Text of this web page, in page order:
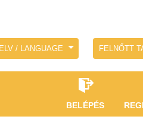
/ LANGUAGE FELNŐTT
BELÉPÉS